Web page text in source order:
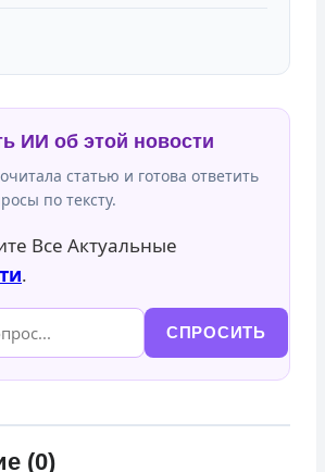
ИИ об этой новости
статью и готова ответить
по тексту.
Все Актуальные
.
СПРОСИТЬ
(0)